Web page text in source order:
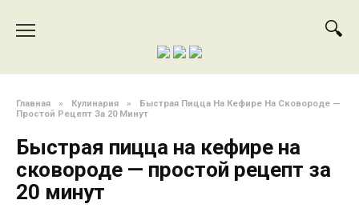
содержанию
Главная » Кулинария »
Быстрая Пицца На Кефире На Сковороде —
Простой Рецепт За 20 Минут
Быстрая пицца на кефире на
сковороде — простой рецепт за
20 минут